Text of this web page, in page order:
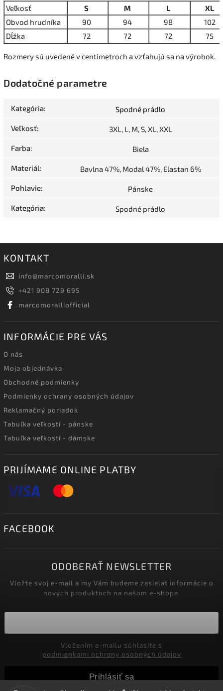
Veľkosť S M L
XL
Obvod hrudníka
90 94 98
102
Dĺžka
72 72 72 75
Rozmery sú uvedené v centimetroch a vzťahujú sa na výrobok.
Dodatočné parametre
Kategória: Spodné prádlo
Veľkosť: 3XL, L, M, S, XL, XXL
Farba: Biela
Materiál: Bavlna 47%, Modal 47%, Elastan 6%
Pohlavie: Pánske
Kategória: Spodné prádlo
KONTAKT
info@marcomoralli.sk
+421 908 729 695
marcomoralliofficial
INFORMÁCIE PRE VÁS
O nás
Moja objednávka
Obchodné podmienky
Podmienky ochrany osobných údajov
Reklamačný poriadok
Tabuľka veľkostí - pánske
Tabuľka veľkostí - dámske
PRIJÍMAME ONLINE PLATBY
FACEBOOK
ODOBERAŤ NEWSLETTER
Vložte svoj e-mail a my Vám budeme zasielať informácie o
nových produktoch na našom e-shope.
podmienkami ochrany osobných údajov
Prihlásiť sa